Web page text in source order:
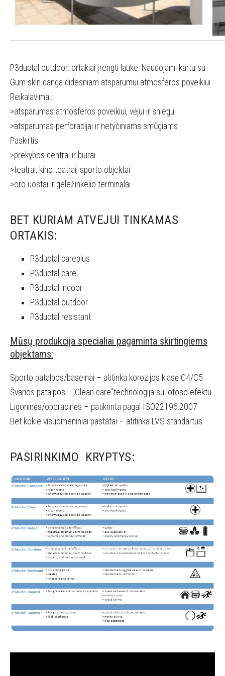
P3ductal outdoor: ortakiai įrengti lauke. Naudojami kartu su
Gum skin danga didesniam atsparumui atmosferos poveikiui.
Reikalavimai:
>atsparumas atmosferos poveikiui, vėjui ir sniegui
>atsparumas perforacijai ir netyčiniams smūgiams
Paskirtis:
>prekybos centrai ir biurai
>teatrai, kino teatrai, sporto objektai
>oro uostai ir geležinkelio terminalai
BET KURIAM ATVEJUI TINKAMAS
ORTAKIS:
P3ductal careplus
P3ductal care
P3ductal indoor
P3ductal outdoor
P3ductal resistant
Mūsų produkcija specialiai pagaminta skirtingiems
objektams:
Sporto patalpos/baseinai – atitinka korozijos klasę C4/C5
Švarios patalpos –„Clean care“technologija su lotoso efektu
Ligoninės/operacinės – patikrinta pagal ISO22196:2007
Bet kokie visuomeniniai pastatai – atitinka LVS standartus
PASIRINKIMO KRYPTYS: